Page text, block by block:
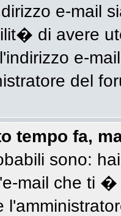
e-mail
di avere
e-
del
tempo fa,
sono:
mail che ti